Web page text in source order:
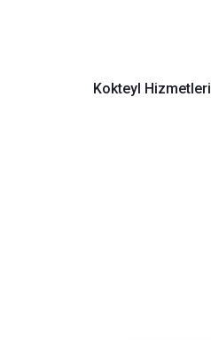
Kokteyl Hizmetleri